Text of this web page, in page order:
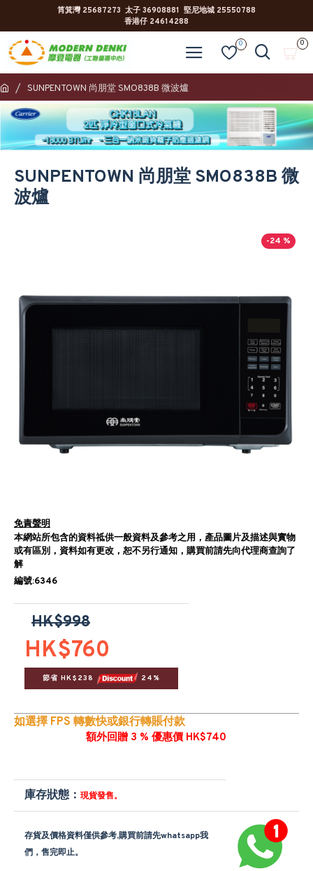
筲箕灣 25687273 太子 36908881 堅尼地城 25550788
香港仔 24614288
0 0
SUNPENTOWN 尚朋堂 SMO838B 微波爐
SUNPENTOWN 尚朋堂 SMO838B 微
波爐
-24 %
免責聲明
本網站所包含的資料祗供一般資料及參考之用，產品圖片及描述與實物
或有區別，資料如有更改，恕不另行通知，購買前請先向代理商查詢了
解
編號:6346
HK$760
HK$998
節省 HK$238 24%
如選擇 FPS 轉數快或銀行轉賬付款
額外回贈 3 % 優惠價 HK$740
庫存狀態： 現貨發售。
存貨及價格資料僅供參考,購買前請先whatsapp我
們，售完即止。